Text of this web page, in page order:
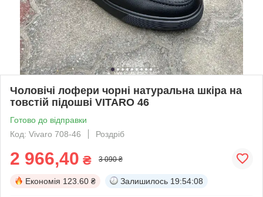
Чоловічі лофери чорні натуральна шкіра на
товстій підошві VITARO 46
Готово до відправки
Код: Vivaro 708-46
Роздріб
2 966,40 ₴ 3 090 ₴
Економія 123.60 ₴ Залишилось 19:54:08